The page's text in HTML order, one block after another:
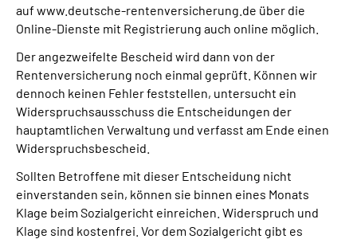
auf www.deutsche-rentenversicherung.de über die
Online-Dienste mit Registrierung auch online möglich.
Der angezweifelte Bescheid wird dann von der
Rentenversicherung noch einmal geprüft. Können wir
dennoch keinen Fehler feststellen, untersucht ein
Widerspruchsausschuss die Entscheidungen der
hauptamtlichen Verwaltung und verfasst am Ende einen
Widerspruchsbescheid.
Sollten Betroffene mit dieser Entscheidung nicht
einverstanden sein, können sie binnen eines Monats
Klage beim Sozialgericht einreichen. Widerspruch und
Klage sind kostenfrei. Vor dem Sozialgericht gibt es